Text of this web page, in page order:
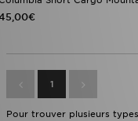
1
Pour trouver plusieurs